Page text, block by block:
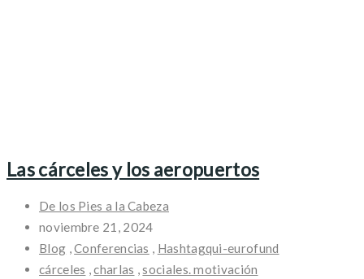
Las cárceles y los aeropuertos
De los Pies a la Cabeza
noviembre 21, 2024
Blog ,Conferencias
Hashtagqui-eurofund
cárceles ,charlas ,sociales. motivación